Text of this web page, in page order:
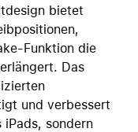
bietet
Funktion die
Das
und verbessert
sondern